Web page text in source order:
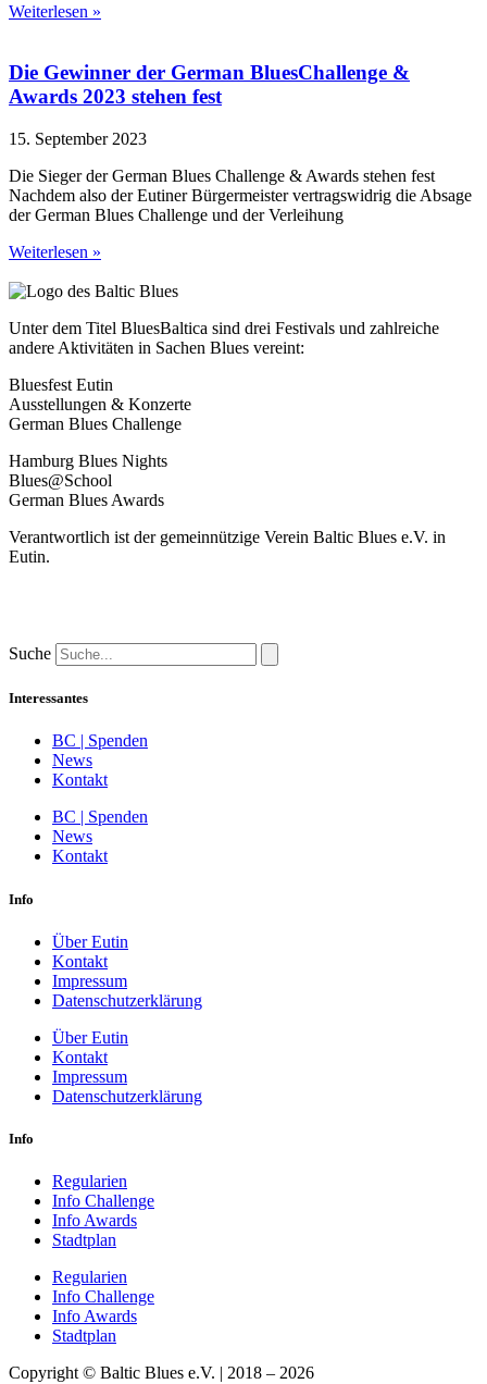
Weiterlesen »
Die Gewinner der German BluesChallenge &
Awards 2023 stehen fest
15. September 2023
Die Sieger der German Blues Challenge & Awards stehen fest
Nachdem also der Eutiner Bürgermeister vertragswidrig die Absage
der German Blues Challenge und der Verleihung
Weiterlesen »
Unter dem Titel BluesBaltica sind drei Festivals und zahlreiche
andere Aktivitäten in Sachen Blues vereint:
Bluesfest Eutin
Ausstellungen & Konzerte
German Blues Challenge
Hamburg Blues Nights
Blues@School
German Blues Awards
Verantwortlich ist der gemeinnützige Verein Baltic Blues e.V. in
Eutin.
Suche
Interessantes
BC | Spenden
News
Kontakt
BC | Spenden
News
Kontakt
Info
Über Eutin
Kontakt
Impressum
Datenschutzerklärung
Über Eutin
Kontakt
Impressum
Datenschutzerklärung
Info
Regularien
Info Challenge
Info Awards
Stadtplan
Regularien
Info Challenge
Info Awards
Stadtplan
Copyright © Baltic Blues e.V. | 2018 – 2026